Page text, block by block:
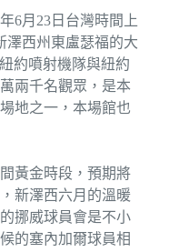
6月23日台灣時間上
澤西州東盧瑟福的大
約噴射機隊與紐約
兩千名觀眾，是本
地之一，本場館也
黃金時段，預期將
新澤西六月的溫暖
挪威球員會是不小
的塞內加爾球員相